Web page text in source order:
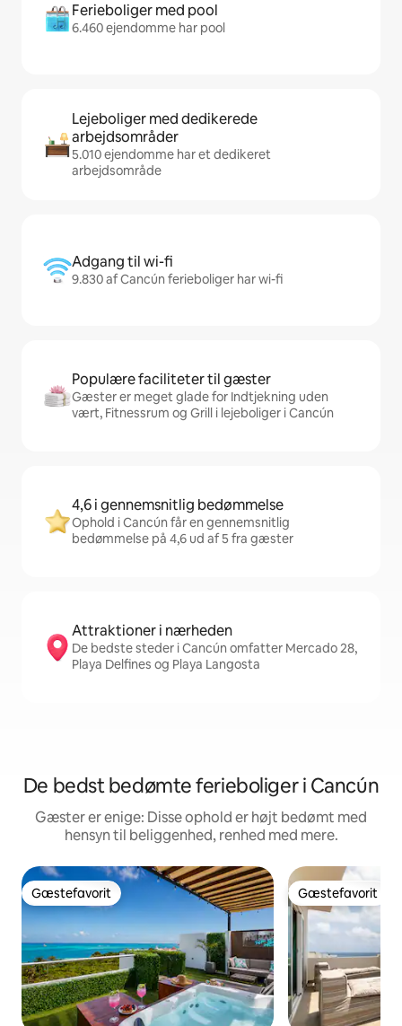
Ferieboliger med pool
6.460 ejendomme har pool
Lejeboliger med dedikerede
arbejdsområder
5.010 ejendomme har et dedikeret
arbejdsområde
Adgang til wi-fi
9.830 af Cancún ferieboliger har wi-fi
Populære faciliteter til gæster
Gæster er meget glade for Indtjekning uden
vært, Fitnessrum og Grill i lejeboliger i Cancún
4,6 i gennemsnitlig bedømmelse
Ophold i Cancún får en gennemsnitlig
bedømmelse på 4,6 ud af 5 fra gæster
Attraktioner i nærheden
De bedste steder i Cancún omfatter Mercado 28,
Playa Delfines og Playa Langosta
De bedst bedømte ferieboliger i Cancún
Gæster er enige: Disse ophold er højt bedømt med
hensyn til beliggenhed, renhed med mere.
Gæstefavorit
Gæstefavorit Gæstefavorit
Gæstefavorit